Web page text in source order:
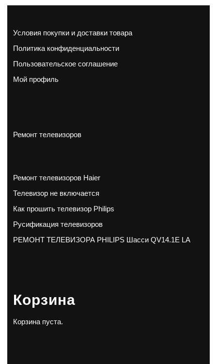
Условия покупки и доставки товара
Политика конфиденциальности
Пользовательское соглашение
Мой профиль
Ремонт телевизоров
Ремонт телевизоров Haier
Телевизор не включается
Как прошить телевизор Philips
Русификация телевизоров
РЕМОНТ ТЕЛЕВИЗОРА PHILIPS Шасси QV14.1E LA
Корзина
Корзина пуста.